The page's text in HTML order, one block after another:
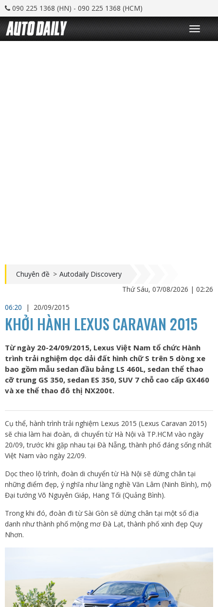
090 225 1368 (HN) - 090 225 1368 (HCM)
T
o
g
Chuyên đề > Autodaily Discovery
Thứ Sáu, 07/08/2026 | 02:26
06:20
| 20/09/2015
KHỞI HÀNH LEXUS CARAVAN 2015
Từ ngày 20-24/09/2015, Lexus Việt Nam tổ chức Hành
trình trải nghiệm dọc dải đất hình chữ S trên 5 dòng xe
bao gồm mẫu sedan đầu bảng LS 460L, sedan thể thao
cỡ trung GS 350, sedan ES 350, SUV 7 chỗ cao cấp GX460
và xe thể thao đô thị NX200t.
Cụ thể, hành trình trải nghiệm Lexus 2015 (Lexus Caravan 2015)
sẽ chia làm hai đoàn, di chuyển từ Hà Nội và TP.HCM vào ngày
20/09, trước khi gặp nhau tại Đà Nẵng, thành phố đáng sống nhất
Việt Nam vào ngày 22/09.
Dọc theo lộ trình, đoàn di chuyển từ Hà Nội sẽ dừng chân tại
những điểm đẹp, ý nghĩa như làng nghề Văn Lâm (Ninh Bình), mộ
Đại tướng Võ Nguyên Giáp, Hang Tối (Quảng Bình).
Trong khi đó, đoàn đi từ Sài Gòn sẽ dừng chân tại một số địa
danh như thành phố mộng mơ Đà Lạt, thành phố xinh đẹp Quy
Nhơn.